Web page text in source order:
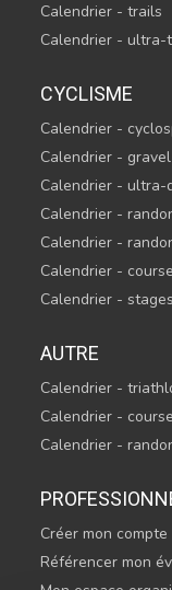
Calendrier - trails
Calendrier - ultra-
CYCLISME
Calendrier -
Calendrier - gravel
Calendrier - ultra-
Calendrier -
Calendrier -
Calendrier -
Calendrier -
AUTRE
Calendrier -
Calendrier -
Calendrier -
Créer mon
Référencer mon